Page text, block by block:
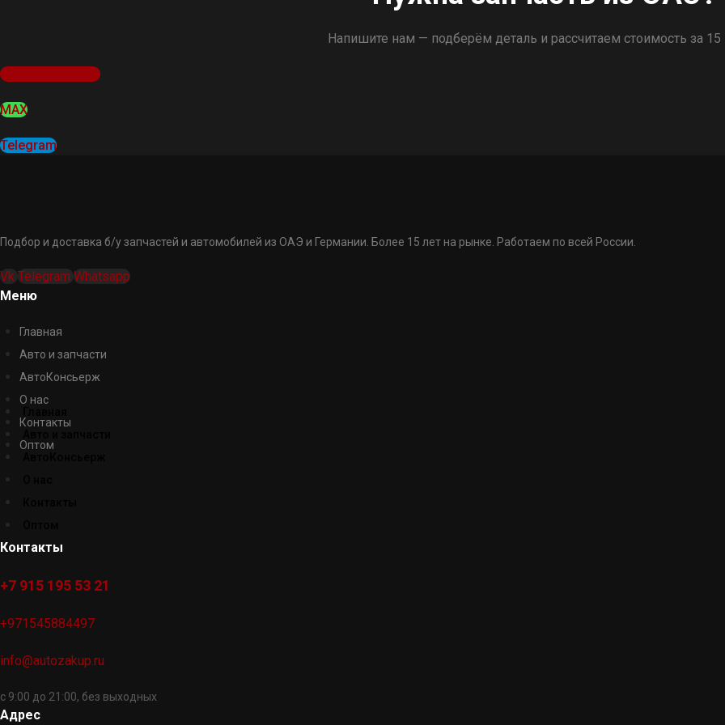
Напишите нам — подберём деталь и рассчитаем стоимость за 15
Оставить заявку
MAX
Telegram
Подбор и доставка б/у запчастей и автомобилей из ОАЭ и Германии. Более 15 лет на рынке. Работаем по всей России.
Vk Telegram Whatsapp
Меню
Главная
Авто и запчасти
АвтоКонсьерж
О нас
Контакты
Оптом
Контакты
+7 915 195 53 21
+971545884497
info@autozakup.ru
с 9:00 до 21:00, без выходных
Адрес